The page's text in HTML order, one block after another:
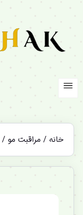
خانه/ مراقبت مو/